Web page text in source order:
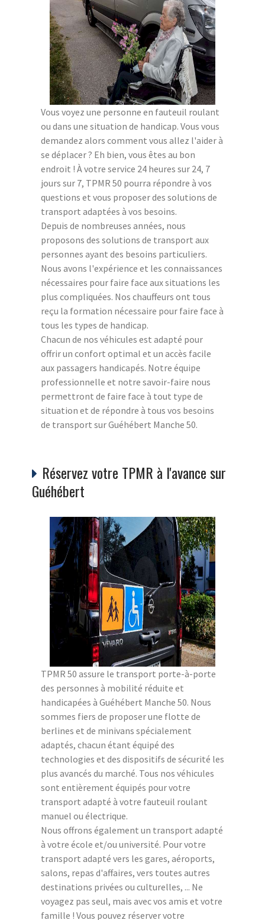
Vous voyez une personne en fauteuil roulant
ou dans une situation de handicap. Vous vous
demandez alors comment vous allez l'aider à
se déplacer ? Eh bien, vous êtes au bon
endroit ! À votre service 24 heures sur 24, 7
jours sur 7, TPMR 50 pourra répondre à vos
questions et vous proposer des solutions de
transport adaptées à vos besoins.
Depuis de nombreuses années, nous
proposons des solutions de transport aux
personnes ayant des besoins particuliers.
Nous avons l'expérience et les connaissances
nécessaires pour faire face aux situations les
plus compliquées. Nos chauffeurs ont tous
reçu la formation nécessaire pour faire face à
tous les types de handicap.
Chacun de nos véhicules est adapté pour
offrir un confort optimal et un accès facile
aux passagers handicapés. Notre équipe
professionnelle et notre savoir-faire nous
permettront de faire face à tout type de
situation et de répondre à tous vos besoins
de transport sur Guéhébert Manche 50.
Réservez votre TPMR à l'avance sur
Guéhébert
TPMR 50 assure le transport porte-à-porte
des personnes à mobilité réduite et
handicapées à Guéhébert Manche 50. Nous
sommes fiers de proposer une flotte de
berlines et de minivans spécialement
adaptés, chacun étant équipé des
technologies et des dispositifs de sécurité les
plus avancés du marché. Tous nos véhicules
sont entièrement équipés pour votre
transport adapté à votre fauteuil roulant
manuel ou électrique.
Nous offrons également un transport adapté
à votre école et/ou université. Pour votre
transport adapté vers les gares, aéroports,
salons, repas d'affaires, vers toutes autres
destinations privées ou culturelles, ... Ne
voyagez pas seul, mais avec vos amis et votre
famille ! Vous pouvez réserver votre